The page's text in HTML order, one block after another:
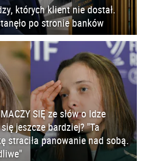
których klient nie dostał.
po stronie banków
SIĘ ze słów o Idze
jeszcze bardziej? "Ta
straciła panowanie nad sobą.